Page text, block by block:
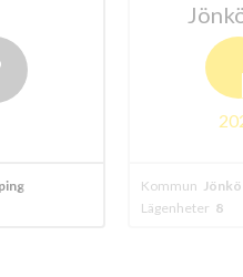
Kommun
Lägenheter 60